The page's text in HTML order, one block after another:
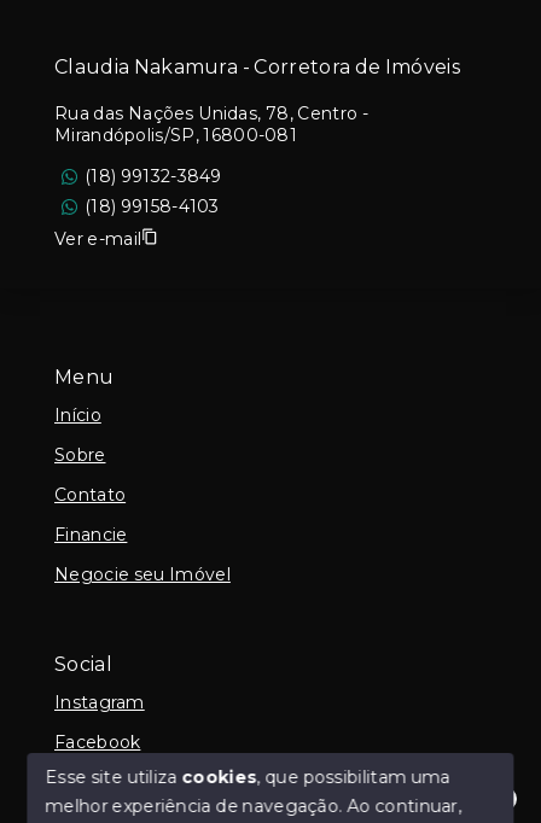
Menu
Início
Sobre
Contato
Financie
Negocie seu Imóvel
Social
Instagram
Facebook
Claudia Nakamura - Corretora de Imóveis
Rua das Nações Unidas, 78, Centro -
Mirandópolis/SP, 16800-081
(18) 99132-3849
(18) 99158-4103
Ver e-mail
Esse site utiliza cookies, que possibilitam uma
melhor experiência de navegação.Ao continuar,